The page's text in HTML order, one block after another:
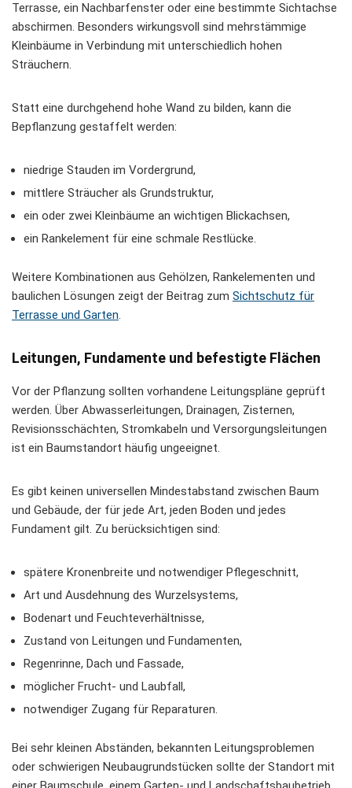
Terrasse, ein Nachbarfenster oder eine bestimmte Sichtachse
abschirmen. Besonders wirkungsvoll sind mehrstämmige
Kleinbäume in Verbindung mit unterschiedlich hohen
Sträuchern.
Statt eine durchgehend hohe Wand zu bilden, kann die
Bepflanzung gestaffelt werden:
niedrige Stauden im Vordergrund,
mittlere Sträucher als Grundstruktur,
ein oder zwei Kleinbäume an wichtigen Blickachsen,
ein Rankelement für eine schmale Restlücke.
Weitere Kombinationen aus Gehölzen, Rankelementen und
baulichen Lösungen zeigt der Beitrag zum Sichtschutz für
Terrasse und Garten.
Leitungen, Fundamente und befestigte Flächen
Vor der Pflanzung sollten vorhandene Leitungspläne geprüft
werden. Über Abwasserleitungen, Drainagen, Zisternen,
Revisionsschächten, Stromkabeln und Versorgungsleitungen
ist ein Baumstandort häufig ungeeignet.
Es gibt keinen universellen Mindestabstand zwischen Baum
und Gebäude, der für jede Art, jeden Boden und jedes
Fundament gilt. Zu berücksichtigen sind:
spätere Kronenbreite und notwendiger Pflegeschnitt,
Art und Ausdehnung des Wurzelsystems,
Bodenart und Feuchteverhältnisse,
Zustand von Leitungen und Fundamenten,
Regenrinne, Dach und Fassade,
möglicher Frucht- und Laubfall,
notwendiger Zugang für Reparaturen.
Bei sehr kleinen Abständen, bekannten Leitungsproblemen
oder schwierigen Neubaugrundstücken sollte der Standort mit